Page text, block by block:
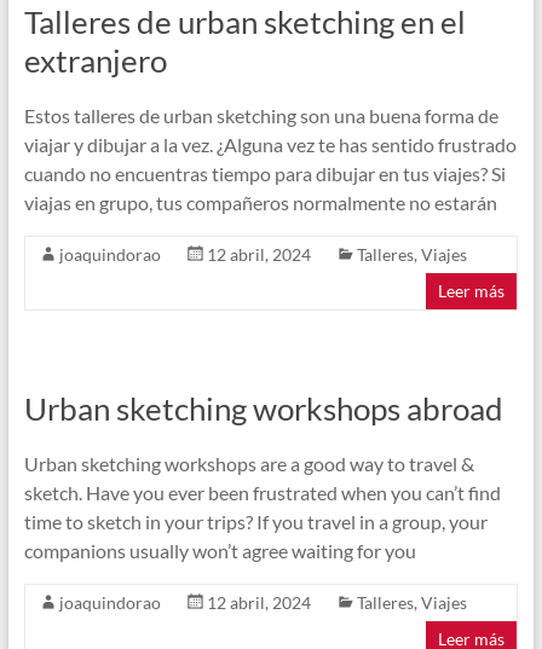
Talleres de urban sketching en el
extranjero
Estos talleres de urban sketching son una buena forma de
viajar y dibujar a la vez. ¿Alguna vez te has sentido frustrado
cuando no encuentras tiempo para dibujar en tus viajes? Si
viajas en grupo, tus compañeros normalmente no estarán
joaquindorao 12 abril, 2024 Talleres, Viajes
Leer más
Urban sketching workshops abroad
Urban sketching workshops are a good way to travel &
sketch. Have you ever been frustrated when you can’t find
time to sketch in your trips? If you travel in a group, your
companions usually won’t agree waiting for you
joaquindorao 12 abril, 2024 Talleres, Viajes
Leer más